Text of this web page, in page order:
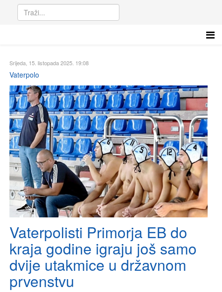
Srijeda, 15. listopada 2025. 19:08
Vaterpolo
Vaterpolisti Primorja EB do
kraja godine igraju još samo
dvije utakmice u državnom
prvenstvu